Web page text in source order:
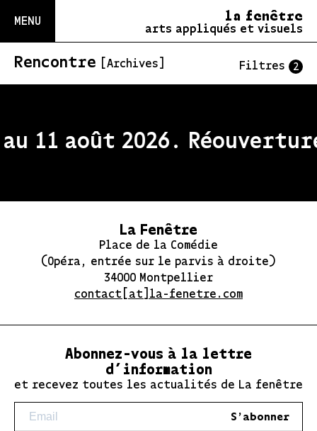
MENU la fenêtre
arts appliqués et visuels
Rencontre [Archives] Filtres 2
11 août 2026.
La Fenêtre
Place de la Comédie
(Opéra, entrée sur le parvis à droite)
34000 Montpellier
contact[at]la-fenetre.com
Abonnez-vous à la lettre
d’information
et recevez toutes les actualités de La fenêtre
S'abonner